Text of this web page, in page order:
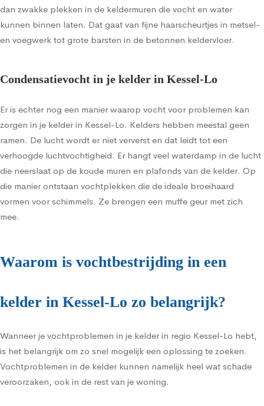
dan zwakke plekken in de keldermuren die vocht en water
kunnen binnen laten. Dat gaat van fijne haarscheurtjes in metsel-
en voegwerk tot grote barsten in de betonnen keldervloer.
Condensatievocht in je kelder in Kessel-Lo
Er is echter nog een manier waarop vocht voor problemen kan
zorgen in je kelder in Kessel-Lo. Kelders hebben meestal geen
ramen. De lucht wordt er niet ververst en dat leidt tot een
verhoogde luchtvochtigheid. Er hangt veel waterdamp in de lucht
die neerslaat op de koude muren en plafonds van de kelder. Op
die manier ontstaan vochtplekken die de ideale broeihaard
vormen voor schimmels. Ze brengen een muffe geur met zich
mee.
Waarom is vochtbestrijding in een
kelder in Kessel-Lo zo belangrijk?
Wanneer je vochtproblemen in je kelder in regio Kessel-Lo hebt,
is het belangrijk om zo snel mogelijk een oplossing te zoeken.
Vochtproblemen in de kelder kunnen namelijk heel wat schade
veroorzaken, ook in de rest van je woning.